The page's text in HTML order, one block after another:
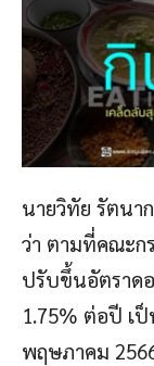
นายวิทัย รัตนา
ว่า ตามที่คณะก
ปรับขึ้นอัตราด
1.75% ต่อปี เ
พฤษภาคม